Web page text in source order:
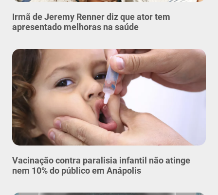
Irmã de Jeremy Renner diz que ator tem
apresentado melhoras na saúde
Vacinação contra paralisia infantil não atinge
nem 10% do público em Anápolis